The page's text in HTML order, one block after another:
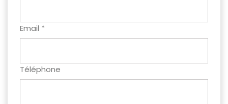
Email *
Téléphone